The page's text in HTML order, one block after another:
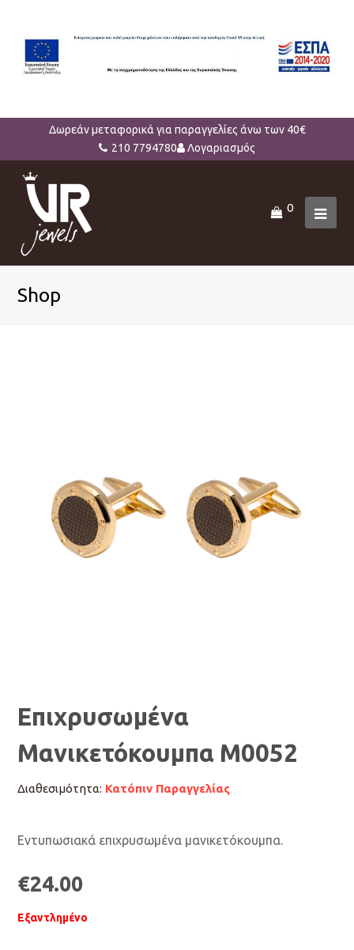
Δωρεάν μεταφορικά για παραγγελίες άνω των 40€
210 7794780
Λογαριασμός
0
Shop
Επιχρυσωμένα
Μανικετόκουμπα Μ0052
Διαθεσιμότητα: Κατόπιν Παραγγελίας
Εντυπωσιακά επιχρυσωμένα μανικετόκουμπα.
€24.00
Εξαντλημένο